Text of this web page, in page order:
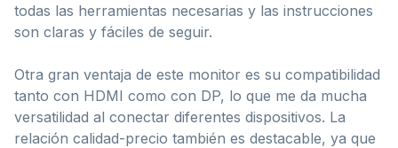
todas las herramientas necesarias y las instrucciones
son claras y fáciles de seguir.
Otra gran ventaja de este monitor es su compatibilidad
tanto con HDMI como con DP, lo que me da mucha
versatilidad al conectar diferentes dispositivos. La
relación calidad-precio también es destacable, ya que